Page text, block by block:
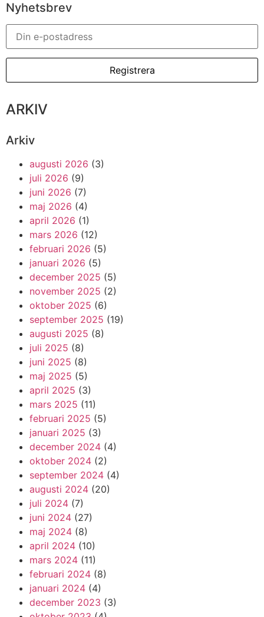
Nyhetsbrev
ARKIV
Arkiv
augusti 2026 (3)
juli 2026 (9)
juni 2026 (7)
maj 2026 (4)
april 2026 (1)
mars 2026 (12)
februari 2026 (5)
januari 2026 (5)
december 2025 (5)
november 2025 (2)
oktober 2025 (6)
september 2025 (19)
augusti 2025 (8)
juli 2025 (8)
juni 2025 (8)
maj 2025 (5)
april 2025 (3)
mars 2025 (11)
februari 2025 (5)
januari 2025 (3)
december 2024 (4)
oktober 2024 (2)
september 2024 (4)
augusti 2024 (20)
juli 2024 (7)
juni 2024 (27)
maj 2024 (8)
april 2024 (10)
mars 2024 (11)
februari 2024 (8)
januari 2024 (4)
december 2023 (3)